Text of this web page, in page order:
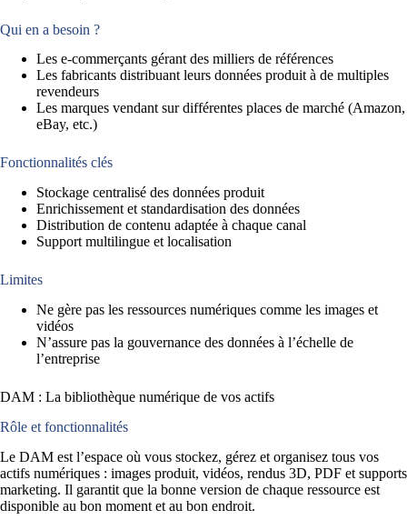
Qui en a besoin ?
Les e-commerçants gérant des milliers de références
Les fabricants distribuant leurs données produit à de multiples
revendeurs
Les marques vendant sur différentes places de marché (Amazon,
eBay, etc.)
Fonctionnalités clés
Stockage centralisé des données produit
Enrichissement et standardisation des données
Distribution de contenu adaptée à chaque canal
Support multilingue et localisation
Limites
Ne gère pas les ressources numériques comme les images et
vidéos
N’assure pas la gouvernance des données à l’échelle de
l’entreprise
DAM : La bibliothèque numérique de vos actifs
Rôle et fonctionnalités
Le DAM est l’espace où vous stockez, gérez et organisez tous vos
actifs numériques : images produit, vidéos, rendus 3D, PDF et supports
marketing. Il garantit que la bonne version de chaque ressource est
disponible au bon moment et au bon endroit.